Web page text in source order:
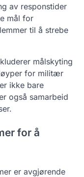
av responstider
mål for
til å strebe
målskyting
for militær
ikke bare
også samarbeid
for å
er avgjørende